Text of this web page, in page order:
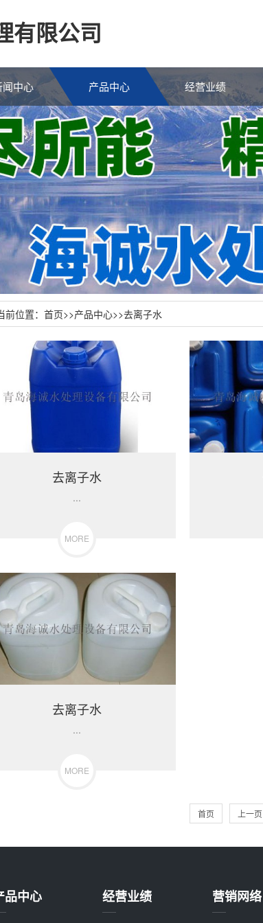
有限公司
闻中心 产品中心 经营业绩
前位置： 首页>>产品中心>>去离子水
去离子水
...
MORE
去离子水
...
MORE
首页 上一页
品中心 经营业绩 营销网络